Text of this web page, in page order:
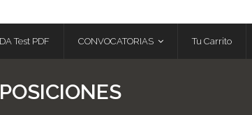
Test PDF CONVOCATORIAS Tu Carrito